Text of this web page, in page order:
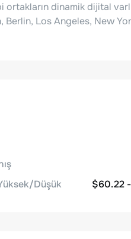
ortakların dinamik dijital
Berlin, Los Angeles, New
Düşük
$60.22